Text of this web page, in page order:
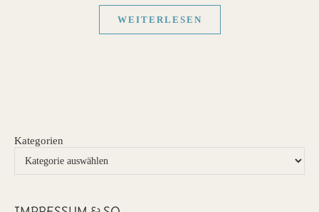
WEITERLESEN
Kategorien